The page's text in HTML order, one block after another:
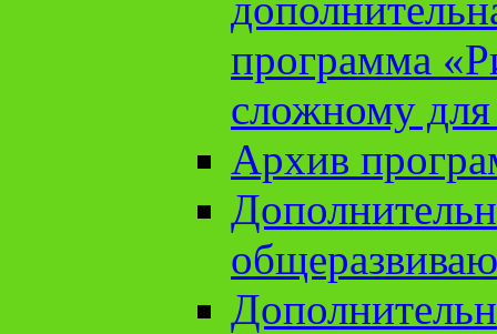
программа
сложному
Архив